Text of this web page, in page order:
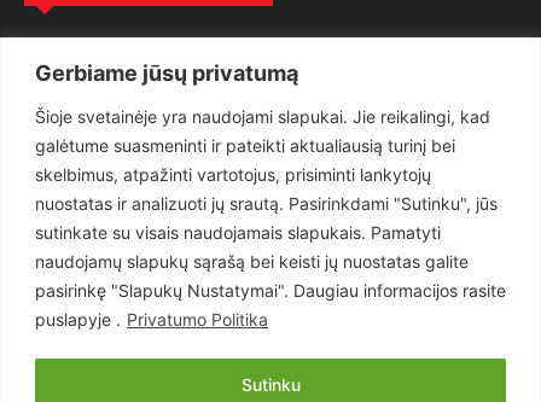
Gerbiame jūsų privatumą
Šioje svetainėje yra naudojami slapukai. Jie reikalingi, kad
galėtume suasmeninti ir pateikti aktualiausią turinį bei
skelbimus, atpažinti vartotojus, prisiminti lankytojų
nuostatas ir analizuoti jų srautą. Pasirinkdami "Sutinku", jūs
sutinkate su visais naudojamais slapukais. Pamatyti
naudojamų slapukų sąrašą bei keisti jų nuostatas galite
pasirinkę "Slapukų Nustatymai". Daugiau informacijos rasite
puslapyje . Privatumo Politika
Sutinku
Teisėsauga
1497
Aktualu
Lietuva
619
Pasaulis
Статьи на русском
Articles in english